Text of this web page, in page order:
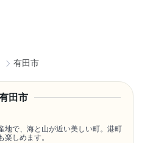
有田市
田市
地で、海と山が近い美しい町。港町
しめます。